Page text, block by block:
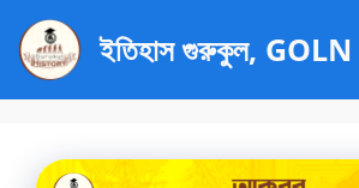
লেখায়
ইতিহাস গুরুকুল, GOLN